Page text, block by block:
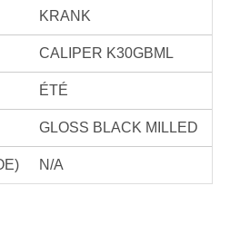
KRANK
CALIPER K30GBML
ÉTÉ
GLOSS BLACK MILLED
N/A